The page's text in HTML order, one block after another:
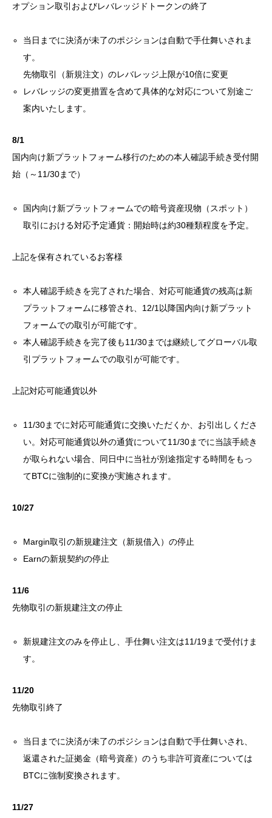
オプション取引およびレバレッジドトークンの終了
当日までに決済が未了のポジションは自動で手仕舞いされま
す。
先物取引（新規注文）のレバレッジ上限が10倍に変更
レバレッジの変更措置を含めて具体的な対応について別途ご
案内いたします。
8/1
国内向け新プラットフォーム移行のための本人確認手続き受付開
始（～11/30まで）
国内向け新プラットフォームでの暗号資産現物（スポット）
取引における対応予定通貨：開始時は約30種類程度を予定。
上記を保有されているお客様
本人確認手続きを完了された場合、対応可能通貨の残高は新
プラットフォームに移管され、12/1以降国内向け新プラット
フォームでの取引が可能です。
本人確認手続きを完了後も11/30までは継続してグローバル取
引プラットフォームでの取引が可能です。
上記対応可能通貨以外
11/30までに対応可能通貨に交換いただくか、お引出しくださ
い。対応可能通貨以外の通貨について11/30までに当該手続き
が取られない場合、同日中に当社が別途指定する時間をもっ
てBTCに強制的に変換が実施されます。
10/27
Margin取引の新規建注文（新規借入）の停止
Earnの新規契約の停止
11/6
先物取引の新規建注文の停止
新規建注文のみを停止し、手仕舞い注文は11/19まで受付けま
す。
11/20
先物取引終了
当日までに決済が未了のポジションは自動で手仕舞いされ、
返還された証拠金（暗号資産）のうち非許可資産については
BTCに強制変換されます。
11/27